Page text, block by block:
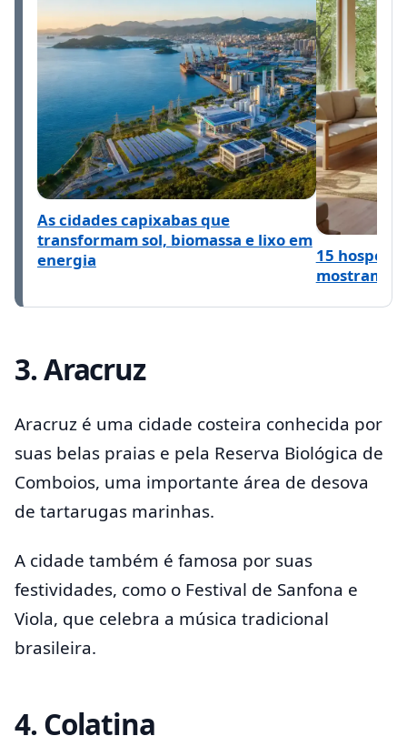
As cidades capixabas que
transformam sol, biomassa e lixo em
energia
15
mostram o
3.Aracruz
Aracruz é uma cidade costeira conhecida por
suas belas praias e pela Reserva Biológica de
Comboios, uma importante área de desova
de tartarugas marinhas.
A cidade também é famosa por suas
festividades, como o Festival de Sanfona e
Viola, que celebra a música tradicional
brasileira.
4.Colatina